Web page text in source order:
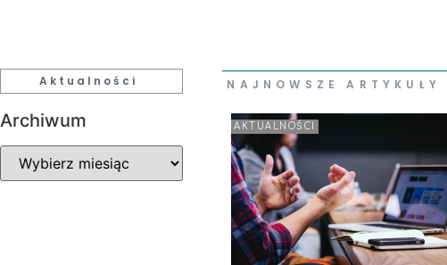
Aktualności
Archiwum
NAJNOWSZE ARTYKUŁY
AKTUALNOŚCI